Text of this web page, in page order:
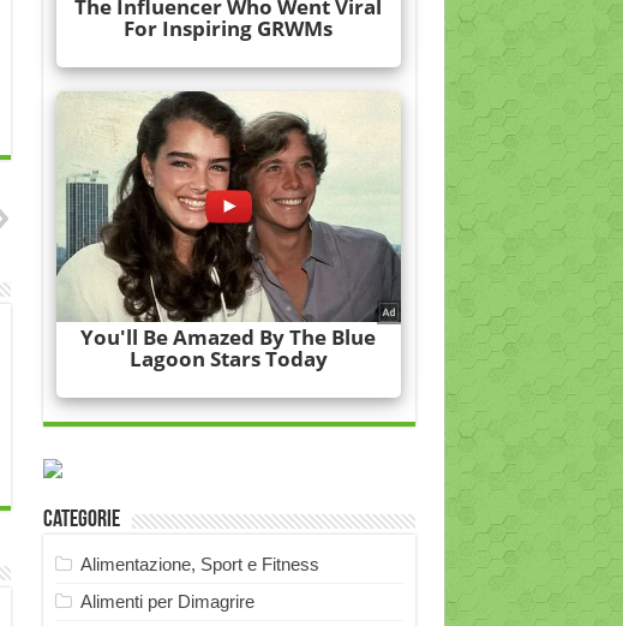
Categorie
Alimentazione, Sport e Fitness
Alimenti per Dimagrire